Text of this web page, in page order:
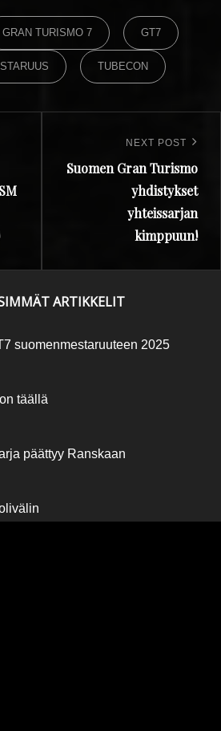
GRAN TURISMO 7 GT7
TUBECON
NEXT POST
Suomen Gran Turismo
yhdistykset
yhteissarjan
kimppuun!
ARTIKKELIT
suomenmestaruuteen 2025
täällä
päättyy Ranskaan